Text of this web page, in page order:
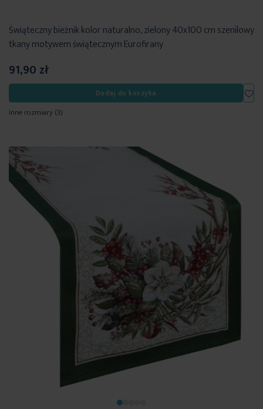
Świąteczny bieżnik kolor naturalno, zielony 40x100 cm szenilowy
tkany motywem świątecznym Eurofirany
91,90 zł
Dodaj do koszyka
Inne rozmiary(3)